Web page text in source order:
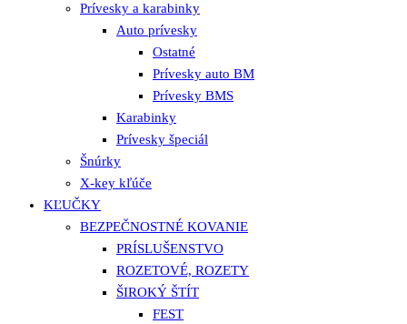
Prívesky a karabinky
Auto prívesky
Ostatné
Prívesky auto BM
Prívesky BMS
Karabinky
Prívesky špeciál
Šnúrky
X-key kľúče
KĽUČKY
BEZPEČNOSTNÉ KOVANIE
PRÍSLUŠENSTVO
ROZETOVÉ, ROZETY
ŠIROKÝ ŠTÍT
FEST